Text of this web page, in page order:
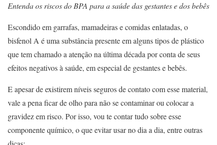
Entenda os riscos do BPA para a saúde das gestantes e dos bebês
Escondido em garrafas, mamadeiras e comidas enlatadas, o
bisfenol A é uma substância presente em alguns tipos de plástico
que tem chamado a atenção na última década por conta de seus
efeitos negativos à saúde, em especial de gestantes e bebês.
E apesar de existirem níveis seguros de contato com esse material,
vale a pena ficar de olho para não se contaminar ou colocar a
gravidez em risco. Por isso, vou te contar tudo sobre esse
componente químico, o que evitar usar no dia a dia, entre outras